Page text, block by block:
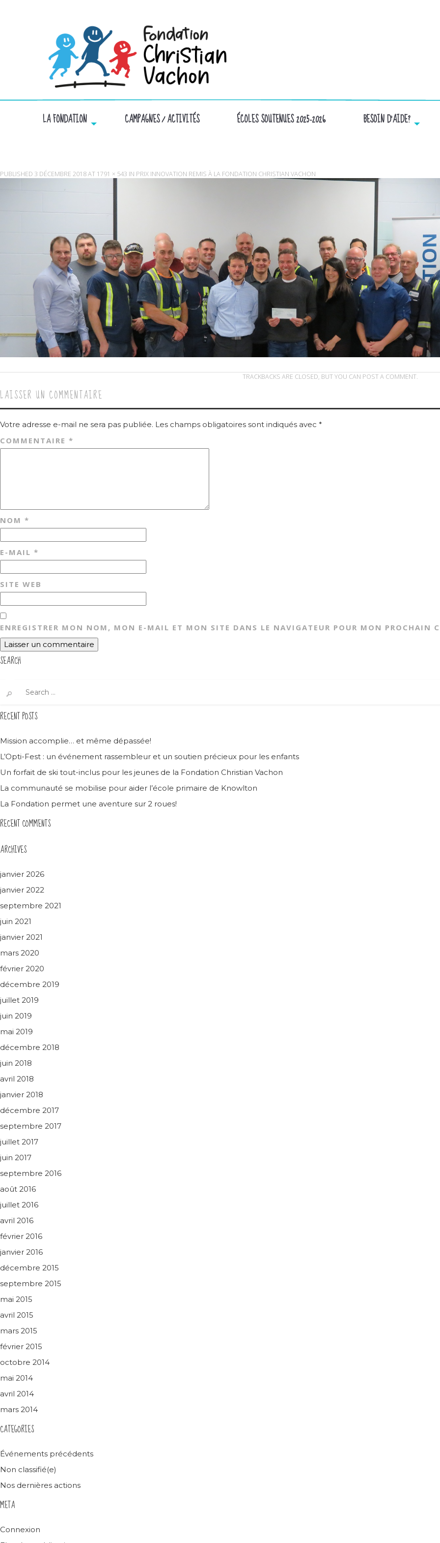
LA FONDATION CAMPAGNES / ACTIVITÉS ÉCOLES SOUTENUES 2025-2026 BESOIN D’AIDE?
PUBLISHED 3 DÉCEMBRE 2018AT 1791 × 543 IN PRIX INNOVATION REMIS À LA FONDATION CHRISTIAN VACHON
TRACKBACKS ARE CLOSED, BUT YOU CAN POST A COMMENT.
LAISSER UN COMMENTAIRE
Votre adresse e-mail ne sera pas publiée. Les champs obligatoires sont indiqués avec *
COMMENTAIRE *
NOM *
E-MAIL *
SITE WEB
ENREGISTRER MON NOM, MON E-MAIL ET MON SITE DANS LE NAVIGATEUR POUR MON PROCHAIN
SEARCH
for:
RECENT POSTS
Mission accomplie… et même dépassée!
L’Opti-Fest : un événement rassembleur et un soutien précieux pour les enfants
Un forfait de ski tout-inclus pour les jeunes de la Fondation Christian Vachon
La communauté se mobilise pour aider l’école primaire de Knowlton
La Fondation permet une aventure sur 2 roues!
RECENT COMMENTS
ARCHIVES
janvier 2026
janvier 2022
septembre 2021
juin 2021
janvier 2021
mars 2020
février 2020
décembre 2019
juillet 2019
juin 2019
mai 2019
décembre 2018
juin 2018
avril 2018
janvier 2018
décembre 2017
septembre 2017
juillet 2017
juin 2017
septembre 2016
août 2016
juillet 2016
avril 2016
février 2016
janvier 2016
décembre 2015
septembre 2015
mai 2015
avril 2015
mars 2015
février 2015
octobre 2014
mai 2014
avril 2014
mars 2014
CATEGORIES
Événements précédents
Non classifié(e)
Nos dernières actions
META
Connexion